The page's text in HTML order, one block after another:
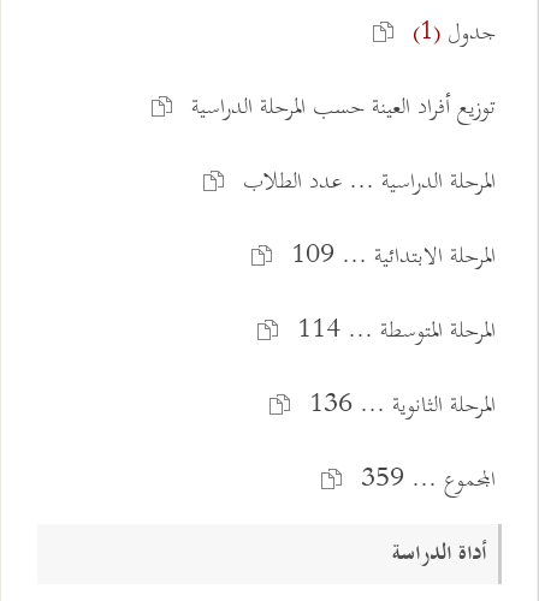
جدول(1)
توزيع أفراد العينة حسب المرحلة الدراسية
المرحلة الدراسية ... عدد الطلاب
المرحلة الابتدائية ... 109
المرحلة المتوسطة ... 114
المرحلة الثانوية ... 136
المجموع ... 359
أداة الدراسة